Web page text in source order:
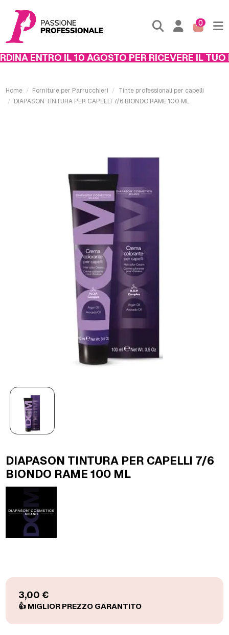
0
ENTRO IL 10 AGOSTO PER RICEVERE IL TUO
Home Forniture per Parrucchieri
Tinte professionali per capelli
DIAPASON TINTURA PER CAPELLI 7/6 BIONDO RAME 100 ML
DIAPASON TINTURA PER CAPELLI 7/6
BIONDO RAME 100 ML
3,00 €